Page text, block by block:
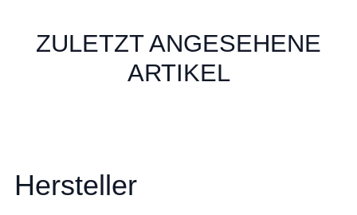
ZULETZT ANGESEHENE
ARTIKEL
Hersteller